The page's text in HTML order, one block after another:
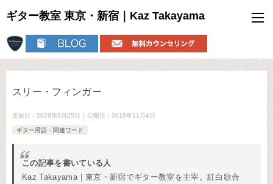
ギター教室 東京・新宿｜Kaz Takayama
スリー・フィンガー
更新日： 2026年6月25日 公開日： 2016年11月4日
ギター用語・関連ワード
この記事を書いている人
Kaz Takayama｜東京・新宿でギター教室を主宰。紅白歌合